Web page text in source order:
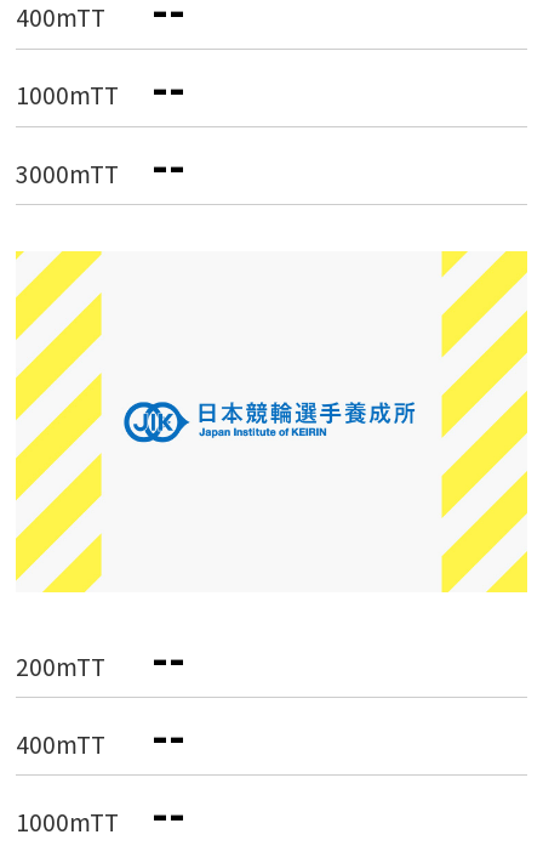
400mTT
1000mTT --
3000mTT --
200mTT --
400mTT --
1000mTT --